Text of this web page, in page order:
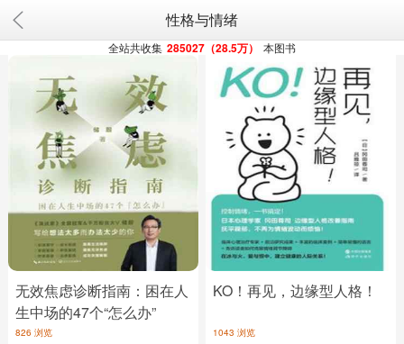
性格与情绪
全站共收集 285027（28.5万） 本图书
无效焦虑诊断指南：困在人
生中场的47个“怎么办”
826 浏览
KO！再见，边缘型人格！
1043 浏览